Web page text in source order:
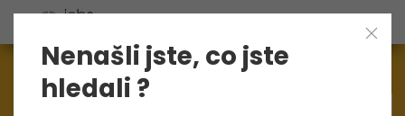
Aktuálně1545nabídek práce
Nenašli jste, co jste
hledali ?